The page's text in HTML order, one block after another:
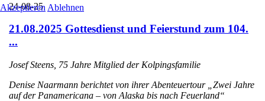
24-08-25
21.08.2025 Gottesdienst und Feierstund zum 104.
...
Josef Steens, 75 Jahre Mitglied der Kolpingsfamilie
Denise Naarmann berichtet von ihrer Abenteuertour „Zwei Jahre
auf der Panamericana – von Alaska bis nach Feuerland“
Akzeptieren Ablehnen